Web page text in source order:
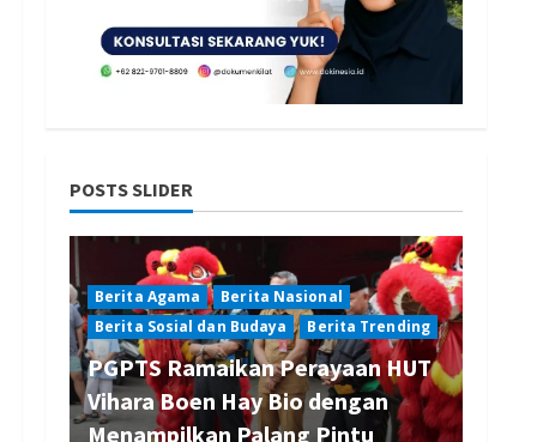
POSTS SLIDER
Berita Agama
Berita Nasional
Berita Sosial dan Budaya
Berita Trending
PGPTS Ramaikan Perayaan HUT
Vihara Boen Hay Bio dengan
Menampilkan Palang Pintu